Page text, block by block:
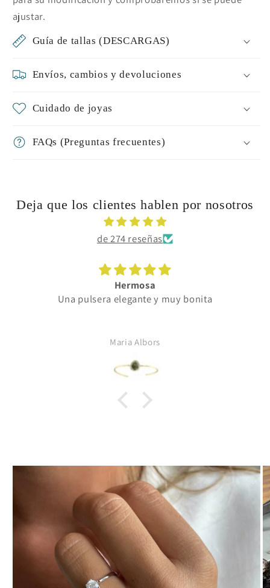
ajustar.
Guía de tallas (DESCARGAS)
Envíos, cambios y devoluciones
Cuidado de joyas
FAQs (Preguntas frecuentes)
Deja que los clientes hablen por nosotros
de 274 reseñas
Hermosa
Una pulsera elegante y muy bonita
Maria Albors